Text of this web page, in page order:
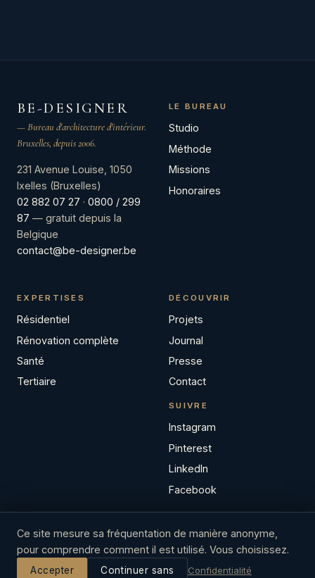
BE-DESIGNER
— Bureau d'architecture d'intérieur.
Bruxelles, depuis 2006.
231 Avenue Louise, 1050
Ixelles (Bruxelles)
02 882 07 27 · 0800 / 299
87 — gratuit depuis la
Belgique
contact@be-designer.be
LE BUREAU
Studio
Méthode
Missions
Honoraires
EXPERTISES
Résidentiel
Rénovation complète
Santé
Tertiaire
DÉCOUVRIR
Projets
Journal
Presse
Contact
SUIVRE
Instagram
Pinterest
LinkedIn
Facebook
© 2026 BE-DESIGNER SRLBCE / TVA BE 0539.726.905
Mentions légales
Confidentialité
Ce site mesure sa fréquentation de manière anonyme,
pour comprendre comment il est utilisé. Vous choisissez.
Accepter Continuer sans Confidentialité